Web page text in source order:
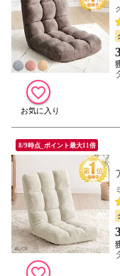
8/9時点_ポイント最大11倍